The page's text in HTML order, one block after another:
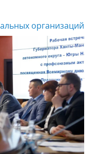
организаций